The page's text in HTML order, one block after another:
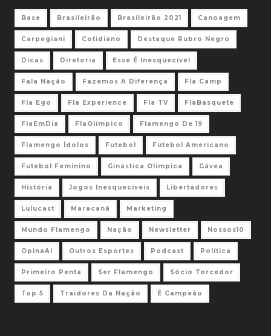
Base Brasileirão Brasileirão 2021 Canoagem
Carpegiani Cotidiano Destaque Rubro Negro
Dicas Diretoria Esse É Inesquecível
Fala Nação Fazemos A Diferença Fla Camp
Fla Ego Fla Experience Fla TV FlaBasquete
FlaEmDia FlaOlímpico Flamengo De 19
Flamengo Ídolos Futebol Futebol Americano
Futebol Feminino Ginástica Olimpica Gávea
História Jogos Inesquecíveis Libertadores
Lulucast Maracanã Marketing
Mundo Flamengo Nação Newsletter Nossos10
OpinaAi Outros Esportes Podcast Política
Primeiro Penta Ser Flamengo Sócio Torcedor
Top 5 Traidores Da Nação É Campeão